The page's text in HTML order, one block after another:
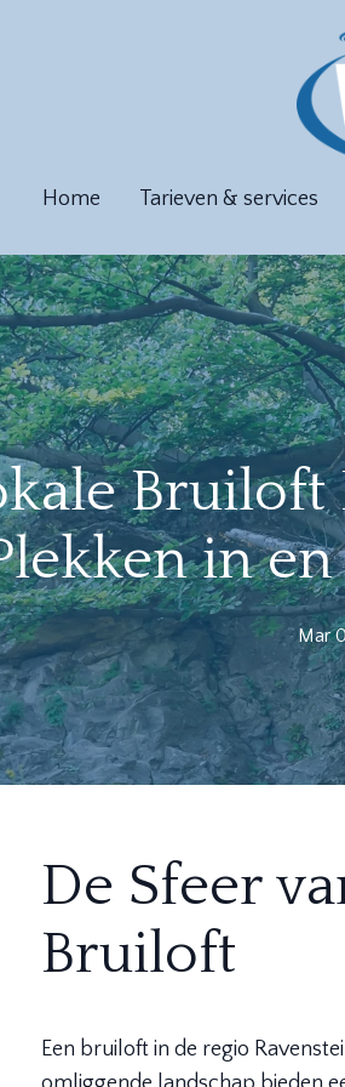
Home Tarieven & services
Bruiloft
in
Mar
De Sfeer
Bruiloft
Een bruiloft in de regio